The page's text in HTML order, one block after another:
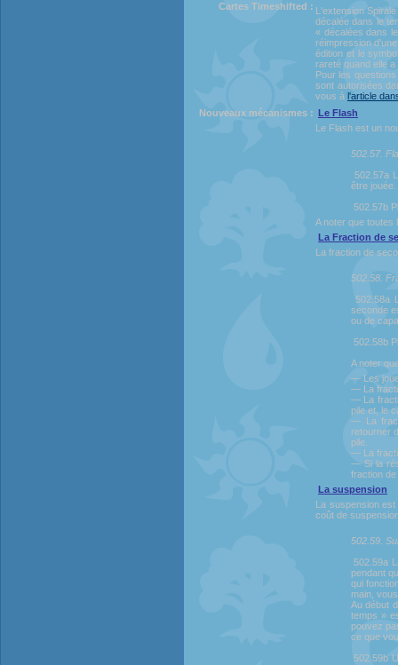
Cartes Timeshifted : L'extension
décalée dans le
« décalées dans
réimpression
édition et le
rareté quand elle
Pour les
sont autorisées
vous à l'article
Nouveaux mécanismes : Le Flash
Le Flash est un
502.57.
502.57a
être
502.57b
A noter que
La Fraction de
La fraction de
502.58.
502.58a
seconde
ou de
502.58b
A noter
— Les
— La
— La
pile et, le
— La
retourner
pile.
— La
— Si la
fraction
La suspension
La suspension
coût de
502.59.
502.59a
pendant
qui
main,
Au début
temps »
pouvez
ce que
502.59b